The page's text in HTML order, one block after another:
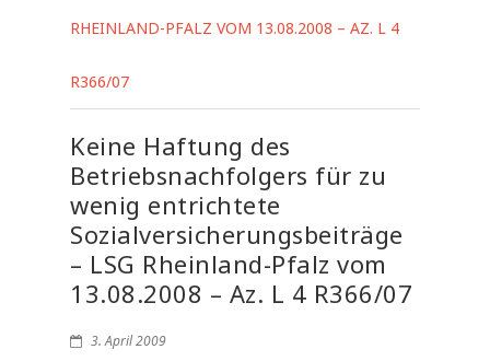
RHEINLAND-PFALZ VOM 13.08.2008 – AZ. L 4
R366/07
Keine Haftung des
Betriebsnachfolgers für zu
wenig entrichtete
Sozialversicherungsbeiträge
– LSG Rheinland-Pfalz vom
13.08.2008 – Az. L 4 R366/07
3. April 2009